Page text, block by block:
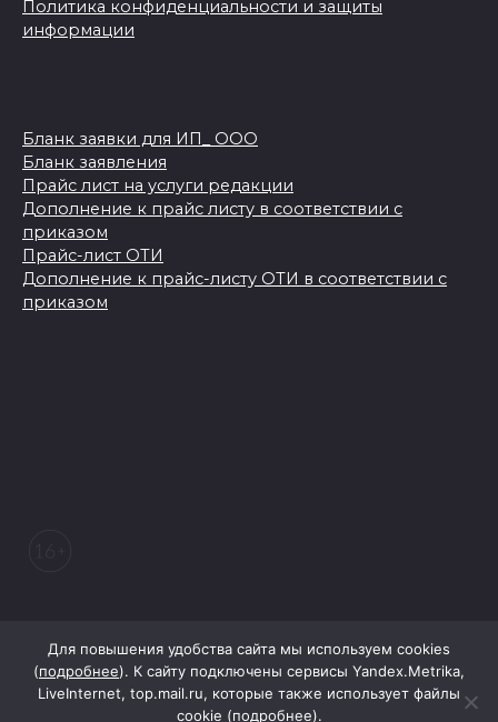
Политика конфиденциальности и защиты
информации
Бланк заявки для ИП_ ООО
Бланк заявления
Прайс лист на услуги редакции
Дополнение к прайс листу в соответствии с
приказом
Прайс-лист ОТИ
Дополнение к прайс-листу ОТИ в соответствии с
приказом
При поддержке Правительства Ростовской области
Для повышения удобства сайта мы используем cookies
(подробнее). К сайту подключены сервисы Yandex.Metrika,
LiveInternet, top.mail.ru, которые также использует файлы
cookie (подробнее).